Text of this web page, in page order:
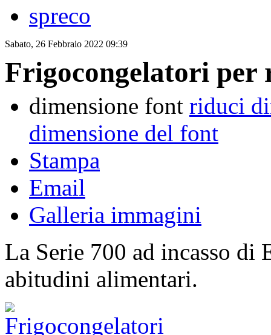
spreco
Sabato, 26 Febbraio 2022 09:39
Frigocongelatori per
dimensione font riduci
dimensione del font
Stampa
Email
Galleria immagini
La Serie 700 ad incasso
abitudini alimentari.